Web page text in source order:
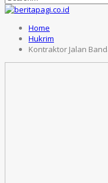
Home
Hukrim
Kontraktor Jalan